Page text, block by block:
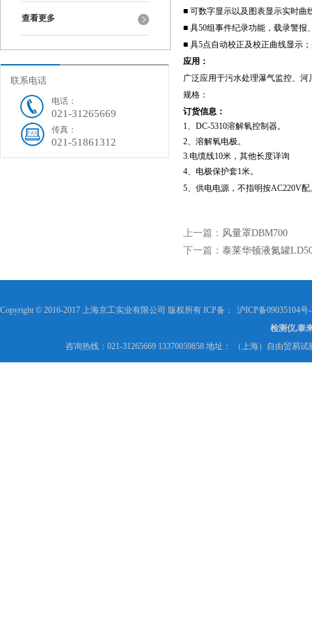
查看更多
联系电话
电话：
021-31265669
传真：
021-51861312
■ 可数字显示以及图表显示实时曲
■ 具50组事件纪录功能，载录警
■ 具5点自动校正及校正曲线显示
应用：
广泛应用于污水处理瀑气监控、
规格：
订货信息：
1、 DC-5310溶解氧控制器。
2、溶解氧电极。
3.电缆线10米，其他长度详询
4、电极保护套1米。
5、供电电源，不指明按AC220V配
上一篇： 风量罩DBM700
下一篇： 泰莱华顿液氮罐
Copyright © 2016-2017 上海京工实业有限公司 版权所有 ICP备：
沪ICP备09035104号
检测仪,泰
咨询热线：021-31265669 13370059858 地址： （上海）自由贸易